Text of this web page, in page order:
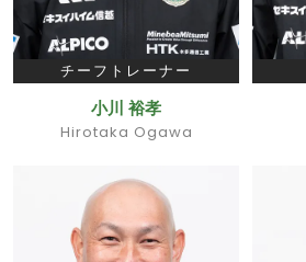
チーフトレーナー
小川 裕孝
Hirotaka Ogawa